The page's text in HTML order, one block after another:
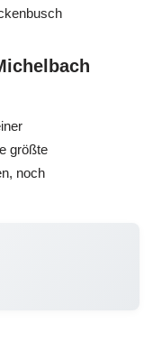
größte
noch